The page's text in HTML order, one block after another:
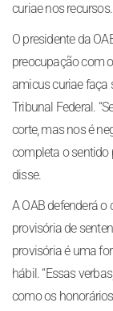
curiae nos recursos.
O presidente da
preocupação com
amicus curiae faça
Tribunal Federal.
corte, mas nos é
completa o sentido
disse.
A OAB defenderá
provisória de
provisória é uma
hábil. “Essas
como os